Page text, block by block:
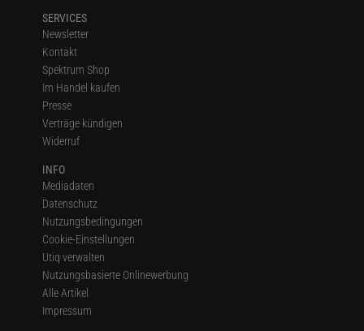
SERVICES
Newsletter
Kontakt
Spektrum Shop
Im Handel kaufen
Presse
Verträge kündigen
Widerruf
INFO
Mediadaten
Datenschutz
Nutzungsbedingungen
Cookie-Einstellungen
Utiq verwalten
Nutzungsbasierte Onlinewerbung
Alle Artikel
Impressum